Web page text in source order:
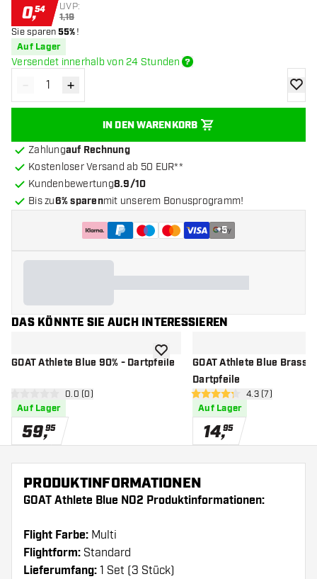
0,54 UVP:
1,19
Sie sparen55%!
Auf Lager
Versendet innerhalb von 24 Stunden
Menge verringern
- Menge erhöhen
+
IN DEN WARENKORB
Zur
Zahlungauf Rechnung
Kostenloser Versand ab 50 EUR**
Kundenbewertung8.9/10
Bis zu6% sparenmit unserem Bonusprogramm!
+5
DAS KÖNNTE SIE AUCH INTERESSIEREN
GOAT Athlete Blue 90% - Dartpfeile
Bewertungsbereich öffnen
0 Bewertungssterne
0.0 (0)
Auf Lager
59,95
Zur Wunschliste hinzufügen
GOAT Athlete Blue Brass -
Dartpfeile
4.3 Bewertungssterne
4.3 (7)
Auf Lager
14,95
PRODUKTINFORMATIONEN
GOAT Athlete Blue NO2 Produktinformationen:
Flight Farbe: Multi
Flightform: Standard
Lieferumfang: 1 Set (3 Stück)